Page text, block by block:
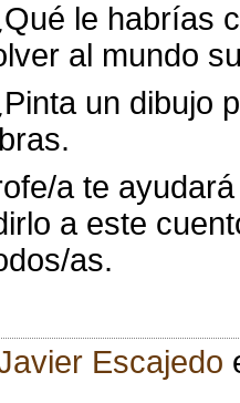
le habrías
al mundo
un dibujo
a te
a este
as.
Escajedo